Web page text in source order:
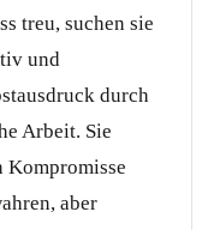
treu, suchen sie
und
durch
Arbeit. Sie
Kompromisse
aber